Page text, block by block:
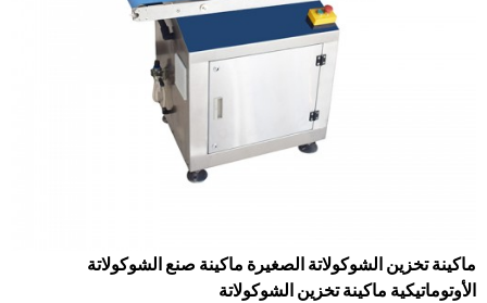
ماكينة تخزين الشوكولاتة الصغيرة ماكينة صنع الشوكولاتة
الأوتوماتيكية ماكينة تخزين الشوكولاتة